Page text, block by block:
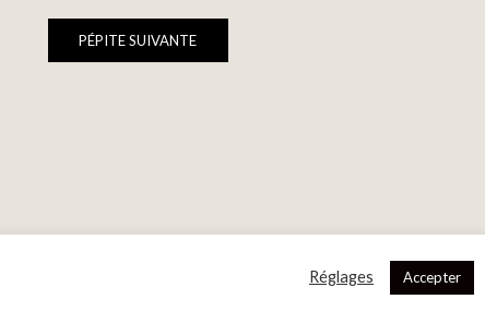
PÉPITE SUIVANTE
Réglages Accepter